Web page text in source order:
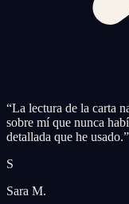
“La lectura de la carta
sobre mí que nunca
detallada que he usado.”
S
Sara M.